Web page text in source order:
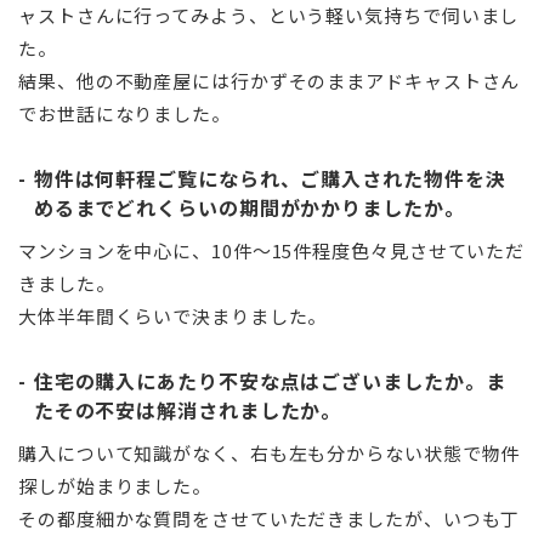
ャストさんに行ってみよう、という軽い気持ちで伺いまし
た。
結果、他の不動産屋には行かずそのままアドキャストさん
でお世話になりました。
物件は何軒程ご覧になられ、ご購入された物件を決
めるまでどれくらいの期間がかかりましたか。
マンションを中心に、10件〜15件程度色々見させていただ
きました。
大体半年間くらいで決まりました。
住宅の購入にあたり不安な点はございましたか。ま
たその不安は解消されましたか。
購入について知識がなく、右も左も分からない状態で物件
探しが始まりました。
その都度細かな質問をさせていただきましたが、いつも丁